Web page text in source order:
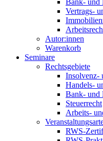
Bank- und
Vertrags-
Autor:innen
Warenkorb
Seminare
Rechtsgebiete
Insolvenz-
Handels-
Bank- und
Steuerrecht
Arbeits-
RWS-